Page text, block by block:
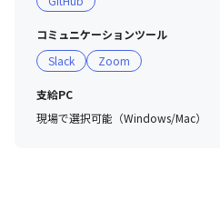
■ 職場・社員の雰囲気
・プロダクトをよりよくしよ
間が集まっています
・業務の相談だけでなく雑談
・お互いに理解し合い、より
後押ししていく環境があります
コミュニケーションツール
Slack
Zoom
支給PC
現場で選択可能（Windows/Mac）